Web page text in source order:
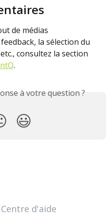
de médias
la sélection du
consultez la section
.
à votre question ?
😃
d'aide